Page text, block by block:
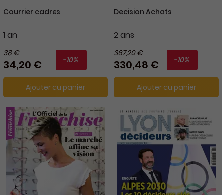
Courrier cadres
1 an
38 €
34,20 € -10%
Ajouter au panier
Decision Achats
2 ans
367,20 €
330,48 € -10%
Ajouter au panier